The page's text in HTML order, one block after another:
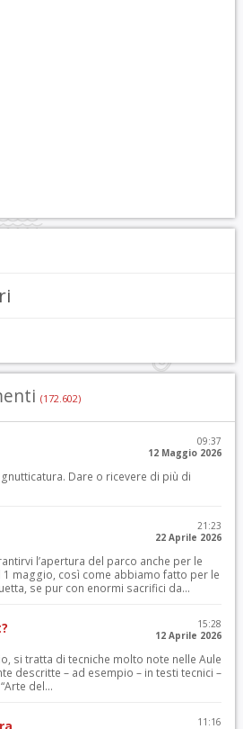
(172.602)
09:37
12 Maggio 2026
Dare o ricevere di più di
21:23
22 Aprile 2026
l’apertura del parco anche per le
maggio, così come abbiamo fatto per le
se pur con enormi sacrifici da...
15:28
12 Aprile 2026
si tratta di tecniche molto note nelle Aule
descritte – ad esempio – in testi tecnici –
del...
11:16